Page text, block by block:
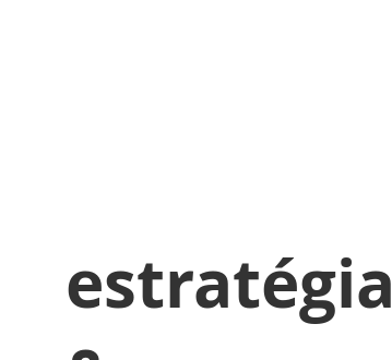
estratégia